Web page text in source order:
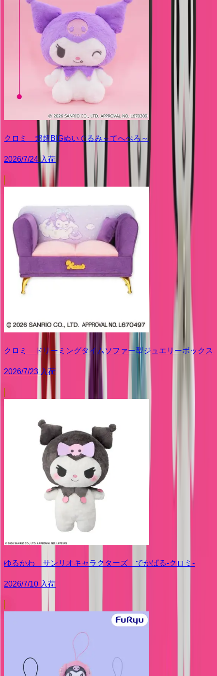
クロミ 超超BIGぬいぐるみ～てへぺろ～
2026/7/24 入荷
クロミ ドリーミングタイムソファー型ジュエリーボックス
2026/7/23 入荷
ゆるかわ サンリオキャラクターズ でかぱる‐クロミ‐
2026/7/10 入荷